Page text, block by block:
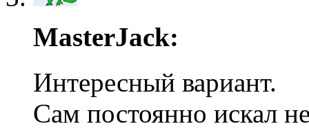
MasterJack:
Интересный вариант.
Сам постоянно искал